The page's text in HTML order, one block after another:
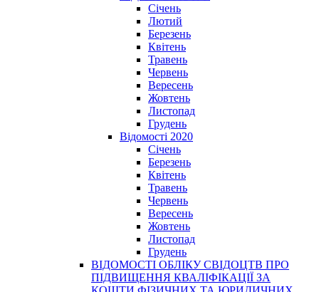
Січень
Лютий
Березень
Квітень
Травень
Червень
Вересень
Жовтень
Листопад
Грудень
Відомості 2020
Січень
Березень
Квітень
Травень
Червень
Вересень
Жовтень
Листопад
Грудень
ВІДОМОСТІ ОБЛІКУ СВІДОЦТВ ПРО
ПІДВИЩЕННЯ КВАЛІФІКАЦІЇ ЗА